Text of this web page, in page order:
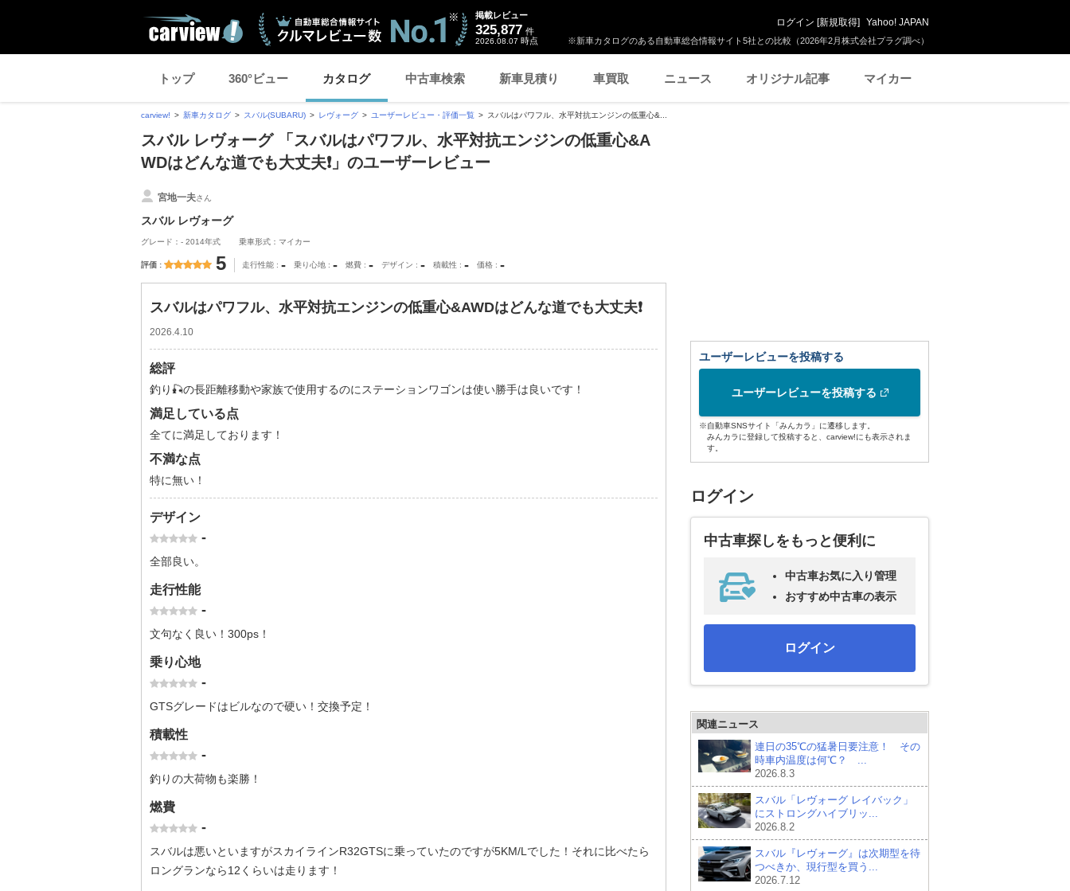
※新車カタログのある自動車総合情報サイト5社との比較（2026年2月株式会社プラグ調べ）
掲載レビュー
325,877 件
2026.08.07 時点
ログイン [新規取得] Yahoo! JAPAN
トップ 360°ビュー カタログ 中古車検索 新車見積り 車買取 ニュース オリジナル記事 マイカー
carview! 新車カタログ スバル(SUBARU) レヴォーグ ユーザーレビュー・評価一覧 スバルはパワフル、水平対抗エンジンの低重心&...
スバル レヴォーグ 「スバルはパワフル、水平対抗エンジンの低重心&A
WDはどんな道でも大丈夫❗️」のユーザーレビュー
宮地一夫さん
スバル レヴォーグ
グレード：- 2014年式 乗車形式：マイカー
評価 5 走行性能 - 乗り心地 - 燃費 - デザイン - 積載性 - 価格 -
スバルはパワフル、水平対抗エンジンの低重心&AWDはどんな道でも大丈夫❗️
2026.4.10
総評
釣り🎣の長距離移動や家族で使用するのにステーションワゴンは使い勝手は良いです！
満足している点
全てに満足しております！
不満な点
特に無い！
デザイン
-
全部良い。
走行性能
-
文句なく良い！300ps！
乗り心地
-
GTSグレードはビルなので硬い！交換予定！
積載性
-
釣りの大荷物も楽勝！
燃費
-
スバルは悪いといますがスカイラインR32GTSに乗っていたのですが5KM/Lでした！それに比べたら
ロングランなら12くらいは走ります！
ユーザーレビューを投稿する
ユーザーレビューを投稿する
※自動車SNSサイト「みんカラ」に遷移します。
みんカラに登録して投稿すると、carview!にも表示されま
す。
ログイン
中古車探しをもっと便利に
中古車お気に入り管理
おすすめ中古車の表示
ログイン
関連ニュース
連日の35℃の猛暑日要注意！ その
時車内温度は何℃？ ...
2026.8.3
スバル「レヴォーグ レイバック」
にストロングハイブリッ...
2026.8.2
スバル『レヴォーグ』は次期型を待
つべきか、現行型を買う...
2026.7.12